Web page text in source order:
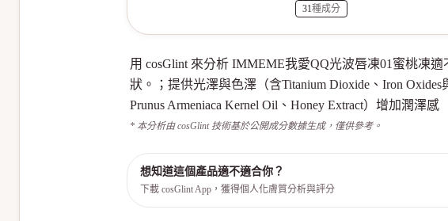
31種成分
用 cosGlint 來分析 IMMEME我愛QQ光波唇凍01蜜桃凍
狀。；提供光澤與色澤（含Titanium Dioxide、Iron
Prunus Armeniaca Kernel Oil、Honey Extract）增加潤澤感
* 本分析由 cosGlint 技術基於公開成分數據生成，僅供參考。
想知道這個產品適不適合你？
下載 cosGlint App，獲得個人化膚質分析與評分